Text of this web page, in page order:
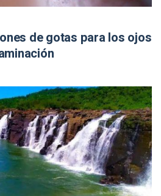
de gotas para los ojos